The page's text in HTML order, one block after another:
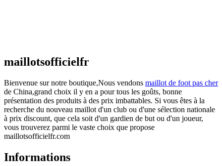
maillotsofficielfr
Bienvenue sur notre boutique,Nous vendons maillot de foot pas cher
de China,grand choix il y en a pour tous les goûts, bonne
présentation des produits à des prix imbattables. Si vous êtes à la
recherche du nouveau maillot d'un club ou d'une sélection nationale
à prix discount, que cela soit d'un gardien de but ou d'un joueur,
vous trouverez parmi le vaste choix que propose
maillotsofficielfr.com
Informations